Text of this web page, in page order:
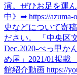
演。ぜひお足を運
中》➡ https://
史などについて寄
ださい。 「中央区
Dec.2020-べっ甲か
め屋」2021/01掲
館紹介動画 https://